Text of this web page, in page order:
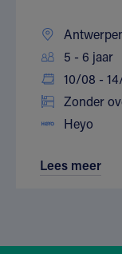
5 - 6 jaar
10/08 -
Zonder
Heyo
Lees meer